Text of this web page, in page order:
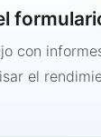
con
el